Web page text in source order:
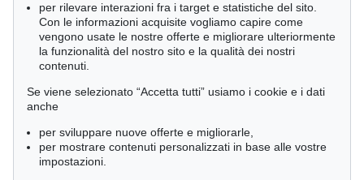
Letteratura classica
Economia e diritto
Meraviglie della natura
Cimelia
Ordine:
per rilevare interazioni fra i target e statistiche del sito.
Con le informazioni acquisite vogliamo capire come
vengono usate le nostre offerte e migliorare ulteriormente
la funzionalità del nostro sito e la qualità dei nostri
contenuti.
Se viene selezionato “Accetta tutti” usiamo i cookie e i dati
anche
per sviluppare nuove offerte e migliorarle,
per mostrare contenuti personalizzati in base alle vostre
impostazioni.